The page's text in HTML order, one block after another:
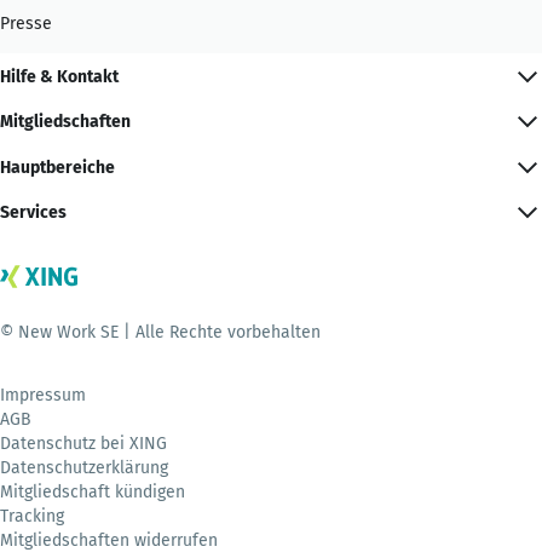
Presse
Hilfe & Kontakt
Mitgliedschaften
Hauptbereiche
Services
© New Work SE | Alle Rechte vorbehalten
Impressum
AGB
Datenschutz bei XING
Datenschutzerklärung
Mitgliedschaft kündigen
Tracking
Mitgliedschaften widerrufen